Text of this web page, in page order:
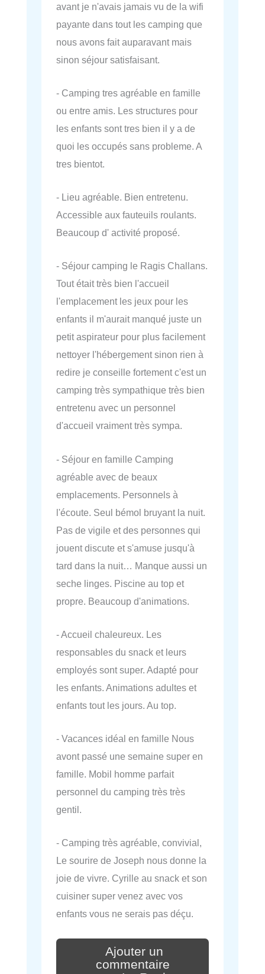
avant je n'avais jamais vu de la wifi
payante dans tout les camping que
nous avons fait auparavant mais
sinon séjour satisfaisant.
- Camping tres agréable en famille
ou entre amis. Les structures pour
les enfants sont tres bien il y a de
quoi les occupés sans probleme. A
tres bientot.
- Lieu agréable. Bien entretenu.
Accessible aux fauteuils roulants.
Beaucoup d' activité proposé.
- Séjour camping le Ragis Challans.
Tout était très bien l'accueil
l'emplacement les jeux pour les
enfants il m'aurait manqué juste un
petit aspirateur pour plus facilement
nettoyer l'hébergement sinon rien à
redire je conseille fortement c'est un
camping très sympathique très bien
entretenu avec un personnel
d'accueil vraiment très sympa.
- Séjour en famille Camping
agréable avec de beaux
emplacements. Personnels à
l'écoute. Seul bémol bruyant la nuit.
Pas de vigile et des personnes qui
jouent discute et s'amuse jusqu'à
tard dans la nuit… Manque aussi un
seche linges. Piscine au top et
propre. Beaucoup d'animations.
- Accueil chaleureux. Les
responsables du snack et leurs
employés sont super. Adapté pour
les enfants. Animations adultes et
enfants tout les jours. Au top.
- Vacances idéal en famille Nous
avont passé une semaine super en
famille. Mobil homme parfait
personnel du camping très très
gentil.
- Camping très agréable, convivial,
Le sourire de Joseph nous donne la
joie de vivre. Cyrille au snack et son
cuisiner super venez avec vos
enfants vous ne serais pas déçu.
Ajouter un
commentaire